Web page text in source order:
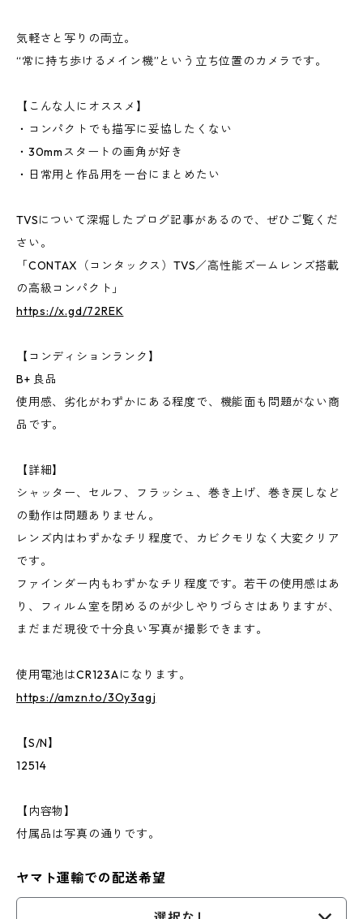
気軽さと写りの両立。
“常に持ち歩けるメイン機”という立ち位置のカメラです。
【こんな人にオススメ】
・コンパクトでも描写に妥協したくない
・30mmスタートの画角が好き
・日常用と作品用を一台にまとめたい
TVSについて深堀したブログ記事があるので、ぜひご覧くだ
さい。
「CONTAX（コンタックス）TVS／高性能ズームレンズ搭載
の高級コンパクト」
https://x.gd/72REK
【コンディションランク】
B+ 良品
使用感、劣化がわずかにある程度で、機能面も問題がない商
品です。
【詳細】
シャッター、セルフ、フラッシュ、巻き上げ、巻き戻しなど
の動作は問題ありません。
レンズ内はわずかなチリ程度で、カビクモリなく大変クリア
です。
ファインダー内もわずかなチリ程度です。若干の使用感はあ
り、フィルム室を閉めるのが少しやりづらさはありますが、
まだまだ現役で十分良い写真が撮影できます。
使用電池はCR123Aになります。
https://amzn.to/3Oy3agj
【S/N】
12514
【内容物】
付属品は写真の通りです。
ヤマト運輸での配送希望